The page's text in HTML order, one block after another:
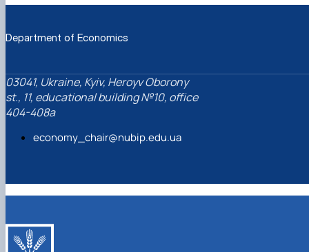
Department of Economics
03041, Ukraine, Kyiv, Heroyv Oborony
st., 11, educational building №10, office
404-408a
economy_chair@nubip.edu.ua